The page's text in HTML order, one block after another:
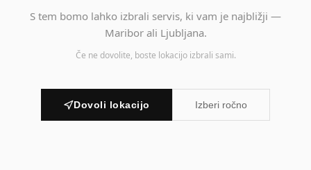
S tem bomo lahko izbrali servis, ki vam je najbližji —
Maribor ali Ljubljana.
Če ne dovolite, boste lokacijo izbrali sami.
Dovoli lokacijo Izberi ročno